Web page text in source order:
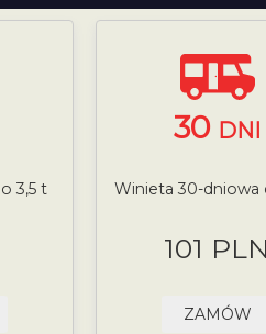
3,5 t
30 DNI
Winieta 30-dniowa
101 PLN
ZAMÓW